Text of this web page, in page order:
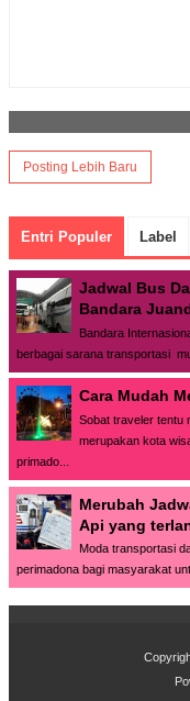
Posting Lebih Baru
Entri Populer Label
Jadwal Bus
Bandara
Bandara
berbagai sarana transportasi
Cara Mudah
Sobat traveler tentu
merupakan kota
primado...
Merubah
Api yang
Moda transportasi
perimadona bagi masyarakat